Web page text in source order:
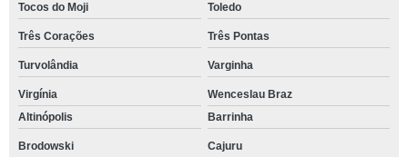
Tocos do Moji Toledo
Três Corações Três Pontas
Turvolândia Varginha
Virgínia
Wenceslau Braz
Altinópolis
Barrinha
Brodowski Cajuru